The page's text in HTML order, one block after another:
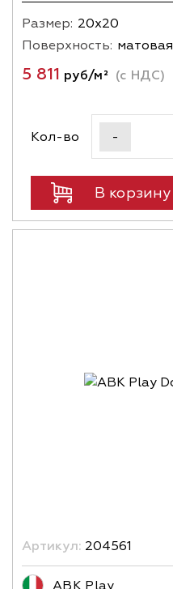
Размер: 20х20
Поверхность: матовая
5 811 руб/м² (с НДС)
Кол-во -
В корзину
Артикул: 204561
ABK Play